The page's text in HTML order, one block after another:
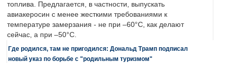
топлива. Предлагается, в частности, выпускать
авиакеросин с менее жесткими требованиями к
температуре замерзания - не при –60°C, как делают
сейчас, а при –50°C.
Где родился, там не пригодился: Дональд Трамп подписал
новый указ по борьбе с "родильным туризмом"